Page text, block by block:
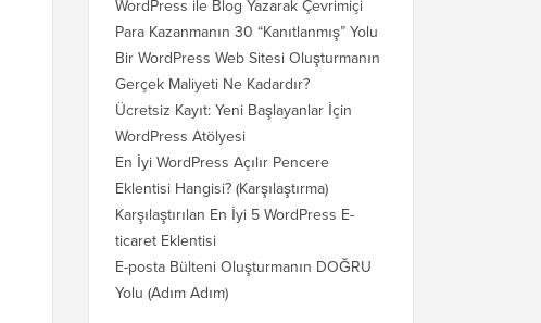
WordPress ile Blog Yazarak Çevrimiçi
Para Kazanmanın 30 “Kanıtlanmış” Yolu
Bir WordPress Web Sitesi Oluşturmanın
Gerçek Maliyeti Ne Kadardır?
Ücretsiz Kayıt: Yeni Başlayanlar İçin
WordPress Atölyesi
En İyi WordPress Açılır Pencere
Eklentisi Hangisi? (Karşılaştırma)
Karşılaştırılan En İyi 5 WordPress E-
ticaret Eklentisi
E-posta Bülteni Oluşturmanın DOĞRU
Yolu (Adım Adım)